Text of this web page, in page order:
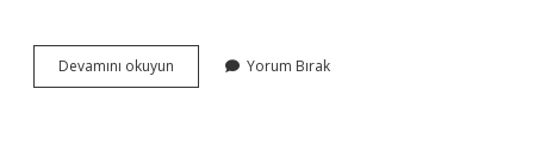
Devamını okuyun
Saf
Yorum Bırak